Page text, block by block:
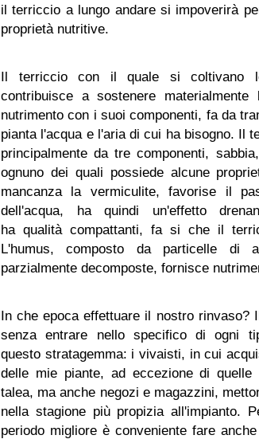
il terriccio a lungo andare si impoverirà
proprietà nutritive.
Il terriccio con il quale si coltivano
contribuisce a sostenere
nutrimento con i suoi componenti, fa da
pianta l'acqua e l'aria di cui ha bisogno. Il
principalmente da tre componenti,
ognuno dei quali possiede alcune
mancanza la vermiculite, favorise il
dell'acqua, ha quindi un'effetto
ha qualità compattanti, fa si che il
L'humus, composto da particelle di
parzialmente decomposte, fornisce
In che epoca effettuare il nostro rinvaso?
senza entrare nello specifico di ogni
questo stratagemma: i vivaisti, in cui
delle mie piante, ad eccezione di quelle
talea, ma anche negozi e magazzini,
nella stagione più propizia all'impianto.
periodo migliore è conveniente fare